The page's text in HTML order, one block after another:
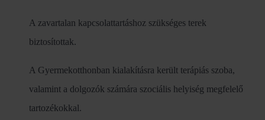
A zavartalan kapcsolattartáshoz szükséges terek
biztosítottak.
A Gyermekotthonban kialakításra került terápiás szoba,
valamint a dolgozók számára szociális helyiség megfelelő
tartozékokkal.